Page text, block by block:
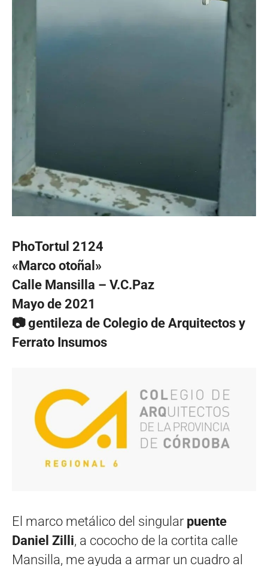
PhoTortul 2124
«Marco otoñal»
Calle Mansilla – V.C.Paz
Mayo de 2021
📷 gentileza de Colegio de Arquitectos y
Ferrato Insumos
El marco metálico del singular puente
Daniel Zilli, a cococho de la cortita calle
Mansilla, me ayuda a armar un cuadro al